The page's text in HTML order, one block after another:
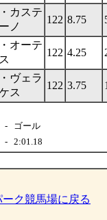
・カステ
ノ
122 8.75
・オーテ
122 4.25
・ヴェラ
ス
122 3.75
-
ゴール
- 2:01.18
ク競馬場に戻る